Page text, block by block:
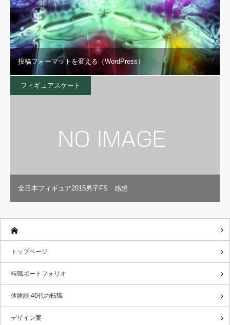
投稿フォーマットを変える（WordPress）
フィギュアスケート
全日本フィギュア2015男子FS 感想
トップページ
転職ポートフォリオ
体験談 40代の転職
デザイン案